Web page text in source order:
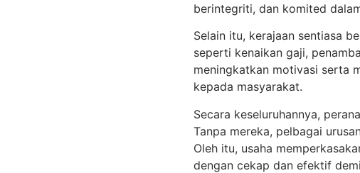
berintegriti, dan komited
Selain itu, kerajaan sentiasa
seperti kenaikan gaji,
meningkatkan motivasi serta
kepada masyarakat.
Secara keseluruhannya,
Tanpa mereka, pelbagai
Oleh itu, usaha
dengan cekap dan efektif